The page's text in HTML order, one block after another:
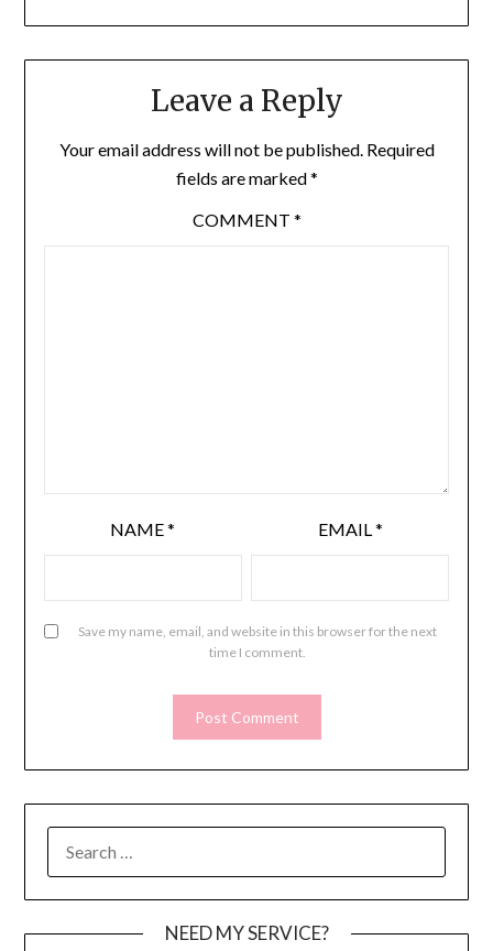
Leave a Reply
Your email address will not be published. Required
fields are marked*
COMMENT *
NAME* EMAIL*
Save my name, email, and website in this browser for the next
time I comment.
FOR:
NEED MY SERVICE?